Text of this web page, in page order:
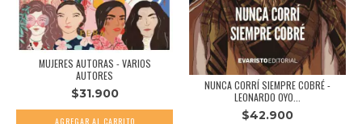
MUJERES AUTORAS - VARIOS
AUTORES
$31.900
NUNCA CORRÍ SIEMPRE COBRÉ -
LEONARDO OYO...
$42.900